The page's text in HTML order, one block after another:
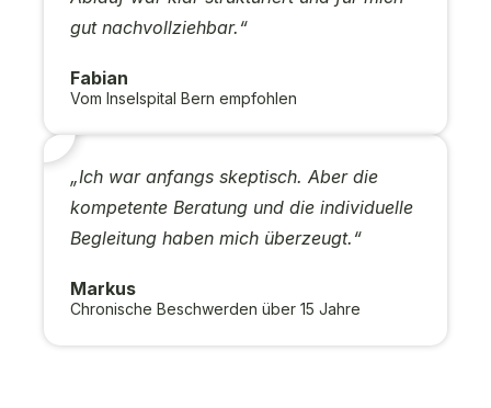
gut nachvollziehbar.“
Fabian
Vom Inselspital Bern empfohlen
„Ich war anfangs skeptisch. Aber die
kompetente Beratung und die individuelle
Begleitung haben mich überzeugt.“
Markus
Chronische Beschwerden über 15 Jahre